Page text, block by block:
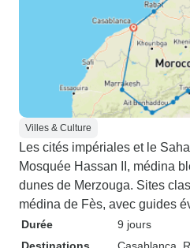
Villes & Culture
Les cités impériales et le
Mosquée Hassan II, médina
dunes de Merzouga. Sites
médina de Fès, avec guides
Durée
9 jours